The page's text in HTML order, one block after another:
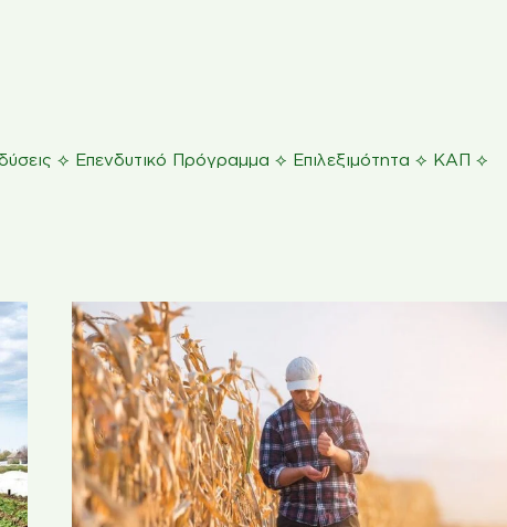
⟡ Επενδυτικό Πρόγραμμα ⟡ Επιλεξιμότητα ⟡ ΚΑΠ ⟡